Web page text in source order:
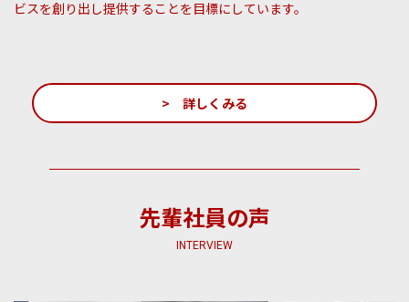
ビスを創り出し提供することを目標にしています。
> 詳しくみる
先輩社員の声
INTERVIEW